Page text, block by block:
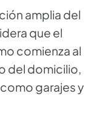
amplia del
que el
comienza al
del domicilio,
garajes y